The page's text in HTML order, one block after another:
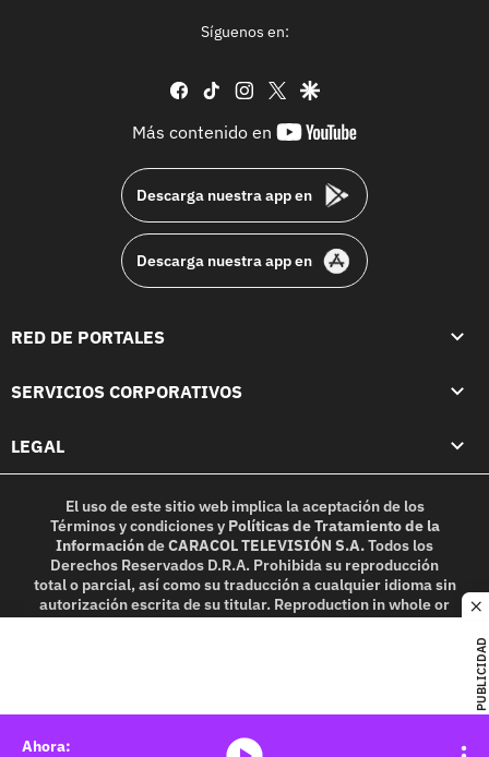
PUBLICIDAD
Síguenos en:
facebook
tiktok instagram
twittergoogle
Más contenido en
youtube-
Descarga nuestra app en
Descarga nuestra app en
RED DE PORTALES
SERVICIOS CORPORATIVOS
LEGAL
El uso de este sitio web implica la aceptación de los
Términos y condicionesy Políticas de Tratamiento de la
InformacióndeCARACOL TELEVISIÓN S.A.Todos los
Derechos Reservados D.R.A. Prohibida su reproducción
total o parcial, así como su traducción a cualquier idioma sin
autorización escrita de su titular. Reproduction in whole or
in part, or translation without written permission is